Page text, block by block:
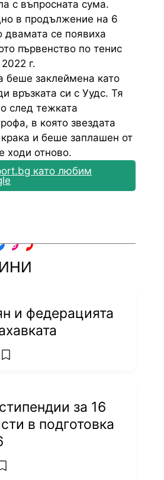
с въпросната сума.
в продължение на 6
двамата се появиха
първенство по тенис
г.
беше заклеймена като
връзката си с Уудс. Тя
след тежката
в която звездата
и беше заплашен от
ходи отново.
като любим
и федерацията
add favorites
за 16
в подготовка
add favorites